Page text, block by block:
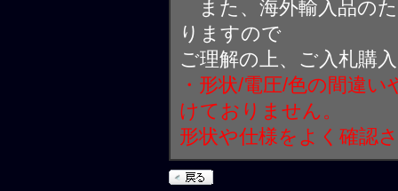
また、海外輸入品の
りますので
ご理解の上、ご入札購
・形状/電圧/色の間違
けておりません。
形状や仕様をよく確認